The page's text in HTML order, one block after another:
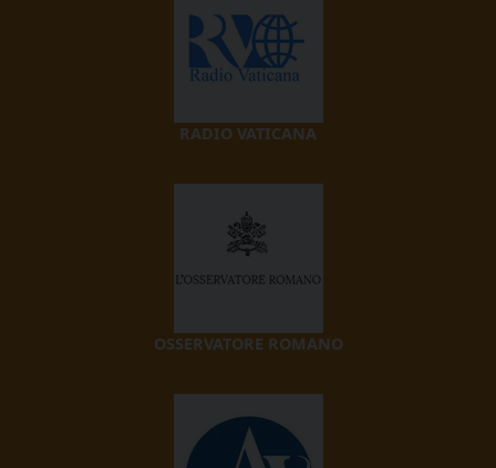
RADIO VATICANA
OSSERVATORE ROMANO